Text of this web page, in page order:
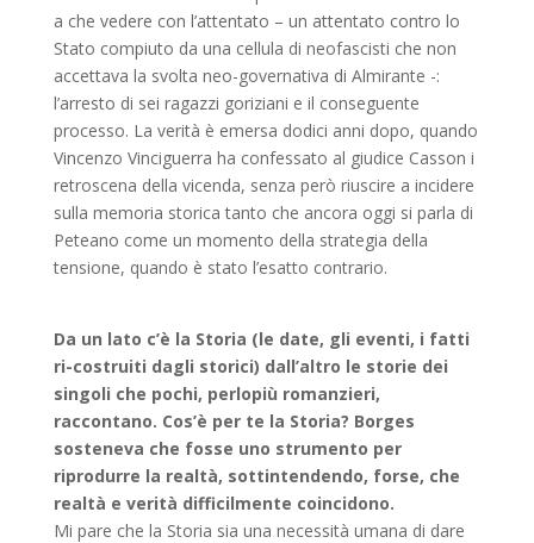
a che vedere con l’attentato – un attentato contro lo
Stato compiuto da una cellula di neofascisti che non
accettava la svolta neo-governativa di Almirante -:
l’arresto di sei ragazzi goriziani e il conseguente
processo. La verità è emersa dodici anni dopo, quando
Vincenzo Vinciguerra ha confessato al giudice Casson i
retroscena della vicenda, senza però riuscire a incidere
sulla memoria storica tanto che ancora oggi si parla di
Peteano come un momento della strategia della
tensione, quando è stato l’esatto contrario.
Da un lato c’è la Storia (le date, gli eventi, i fatti
ri-costruiti dagli storici) dall’altro le storie dei
singoli che pochi, perlopiù romanzieri,
raccontano. Cos’è per te la Storia? Borges
sosteneva che fosse uno strumento per
riprodurre la realtà, sottintendendo, forse, che
realtà e verità difficilmente coincidono.
Mi pare che la Storia sia una necessità umana di dare